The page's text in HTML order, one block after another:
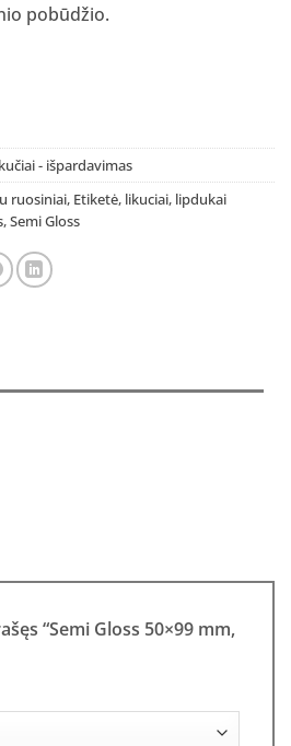
pobūdžio.
- išpardavimas
ruosiniai, Etiketė, likuciai, lipdukai
,Semi Gloss
“Semi Gloss 50×99 mm,